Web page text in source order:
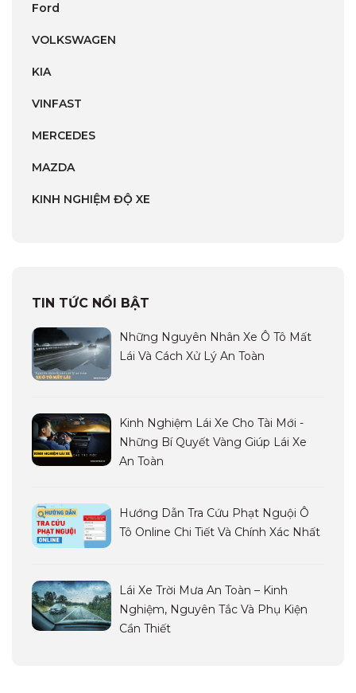
Ford
VOLKSWAGEN
KIA
VINFAST
MERCEDES
MAZDA
KINH NGHIỆM ĐỘ XE
TIN TỨC NỔI BẬT
Những Nguyên Nhân Xe Ô Tô Mất
Lái Và Cách Xử Lý An Toàn
Kinh Nghiệm Lái Xe Cho Tài Mới -
Những Bí Quyết Vàng Giúp Lái Xe
An Toàn
Hướng Dẫn Tra Cứu Phạt Nguội Ô
Tô Online Chi Tiết Và Chính Xác Nhất
Lái Xe Trời Mưa An Toàn – Kinh
Nghiệm, Nguyên Tắc Và Phụ Kiện
Cần Thiết